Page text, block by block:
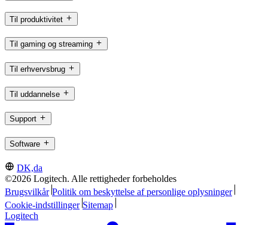
Til produktivitet
Til gaming og streaming
Til erhvervsbrug
Til uddannelse
Support
Software
DK,da
©2026 Logitech. Alle rettigheder forbeholdes
Brugsvilkår Politik om beskyttelse af personlige oplysninger
Cookie-indstillinger Sitemap
Logitech